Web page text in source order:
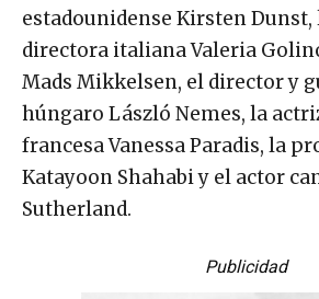
estadounidense Kirsten Dunst,
directora italiana Valeria
Mads Mikkelsen, el director y
húngaro László Nemes, la
francesa Vanessa Paradis, la
Katayoon Shahabi y el actor
Sutherland.
Publicidad